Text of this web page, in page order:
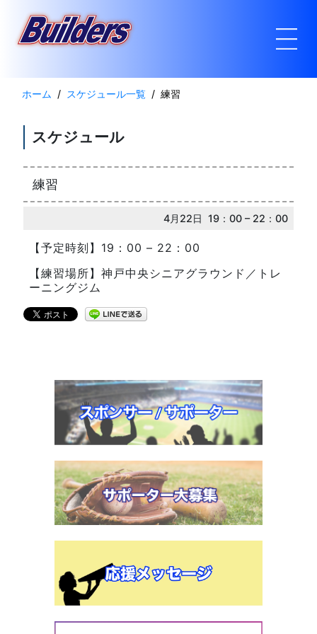
ホーム スケジュール一覧 練習
スケジュール
練習
4月22日 19：00 – 22：00
【予定時刻】19：00 – 22：00
【練習場所】神戸中央シニアグラウンド／トレ
ーニングジム